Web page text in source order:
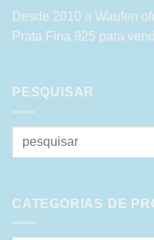
Desde 2010 a Waufen
Prata Fina 925 para
PESQUISAR
Pesquisar
por:
CATEGORIAS DE